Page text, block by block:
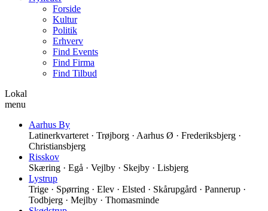
Forside
Kultur
Politik
Erhverv
Find Events
Find Firma
Find Tilbud
Lokal
menu
Aarhus By
Latinerkvarteret · Trøjborg · Aarhus Ø · Frederiksbjerg ·
Christiansbjerg
Risskov
Skæring · Egå · Vejlby · Skejby · Lisbjerg
Lystrup
Trige · Spørring · Elev · Elsted · Skårupgård · Pannerup ·
Todbjerg · Mejlby · Thomasminde